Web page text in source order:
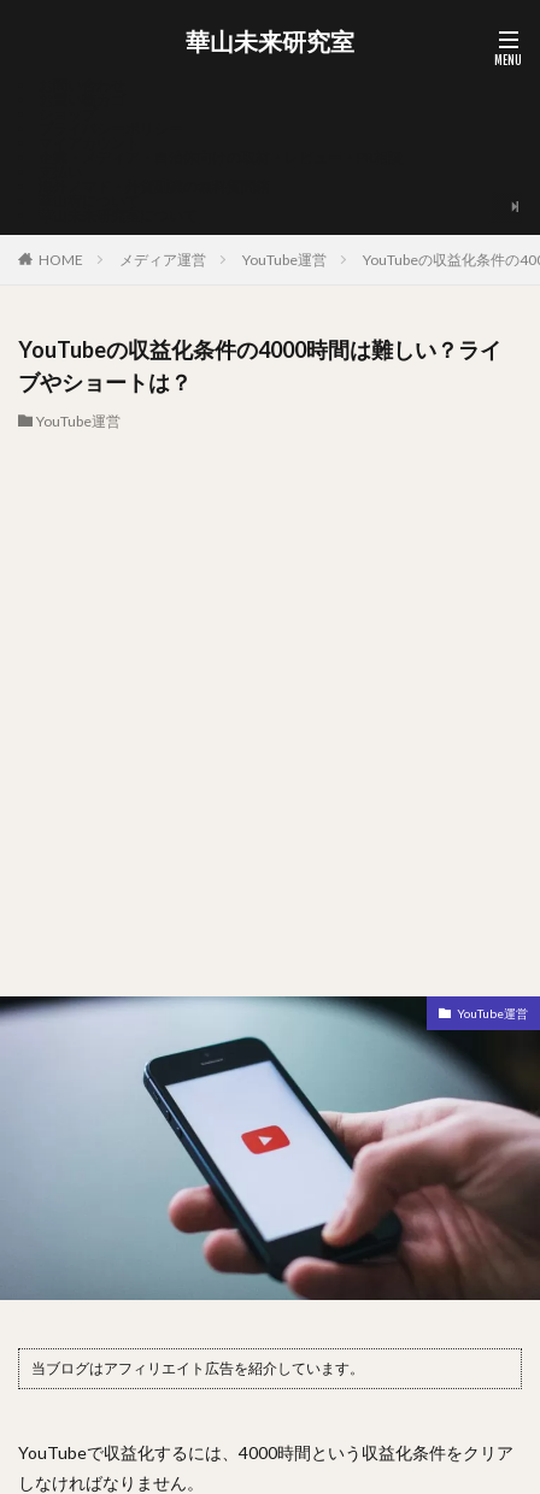
華山未来研究室
HOME メディア運営 YouTube運営 YouTubeの収益化条件の
YouTubeの収益化条件の4000時間は難しい？ライ
ブやショートは？
YouTube運営
YouTube運営
当ブログはアフィリエイト広告を紹介しています。
YouTubeで収益化するには、4000時間という収益化条件をクリア
しなければなりません。